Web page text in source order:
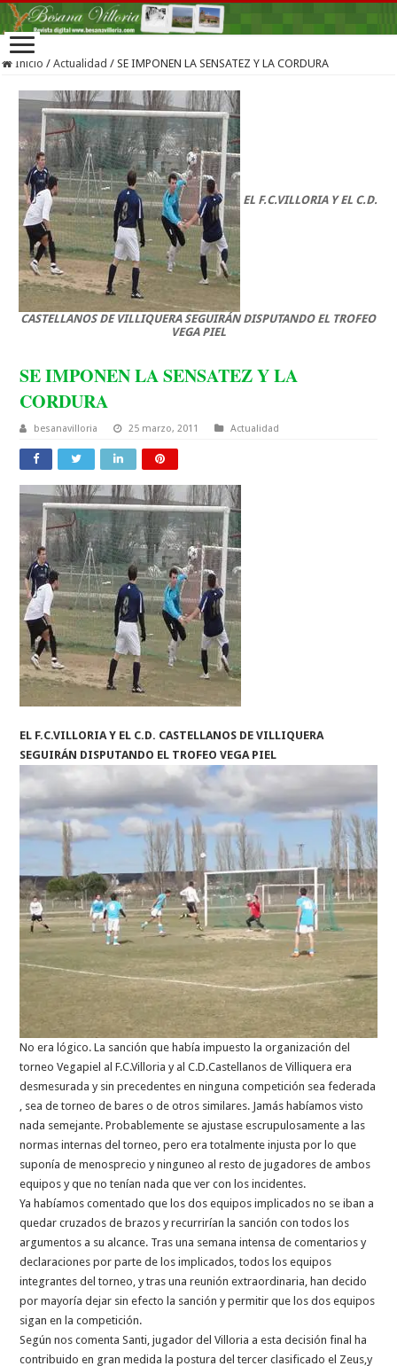
Inicio / Actualidad / SE IMPONEN LA SENSATEZ Y LA CORDURA
EL F.C.VILLORIA Y EL C.D.
CASTELLANOS DE VILLIQUERA SEGUIRÁN DISPUTANDO EL TROFEO
VEGA PIEL
SE IMPONEN LA SENSATEZ Y LA
CORDURA
besanavilloria 25 marzo, 2011 Actualidad
EL F.C.VILLORIA Y EL C.D. CASTELLANOS DE VILLIQUERA
SEGUIRÁN DISPUTANDO EL TROFEO VEGA PIEL
No era lógico. La sanción que había impuesto la organización del
torneo Vegapiel al F.C.Villoria y al C.D.Castellanos de Villiquera era
desmesurada y sin precedentes en ninguna competición sea federada
, sea de torneo de bares o de otros similares. Jamás habíamos visto
nada semejante. Probablemente se ajustase escrupulosamente a las
normas internas del torneo, pero era totalmente injusta por lo que
suponía de menosprecio y ninguneo al resto de jugadores de ambos
equipos y que no tenían nada que ver con los incidentes.
Ya habíamos comentado que los dos equipos implicados no se iban a
quedar cruzados de brazos y recurrirían la sanción con todos los
argumentos a su alcance. Tras una semana intensa de comentarios y
declaraciones por parte de los implicados, todos los equipos
integrantes del torneo, y tras una reunión extraordinaria, han decido
por mayoría dejar sin efecto la sanción y permitir que los dos equipos
sigan en la competición.
Según nos comenta Santi, jugador del Villoria a esta decisión final ha
contribuido en gran medida la postura del tercer clasificado el Zeus,y